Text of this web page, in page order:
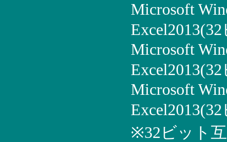
Microsoft
Microsoft
Microsoft
※32ビット